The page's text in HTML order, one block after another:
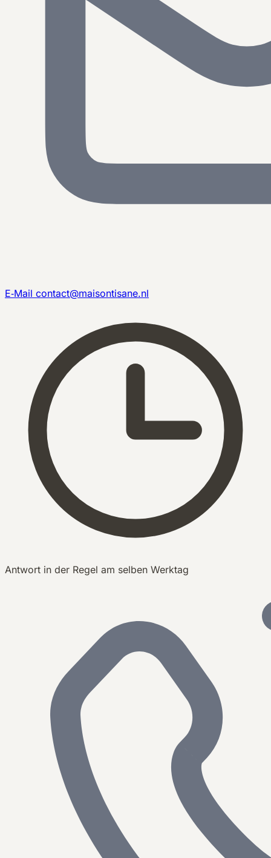
E‑Mail contact@maisontisane.nl
Antwort in der Regel am selben Werktag